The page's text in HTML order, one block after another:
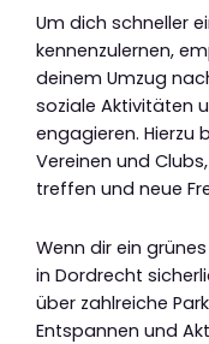
Um dich schneller
kennenzulernen,
deinem Umzug
soziale Aktivitäten
engagieren. Hierzu
Vereinen und
treffen und neue
Wenn dir ein
in Dordrecht
über zahlreiche
Entspannen und